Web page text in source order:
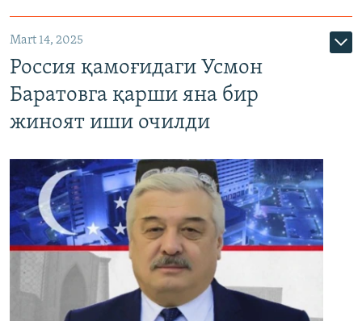
Mart 14, 2025
Россия қамоғидаги Усмон
Баратовга қарши яна бир
жиноят иши очилди